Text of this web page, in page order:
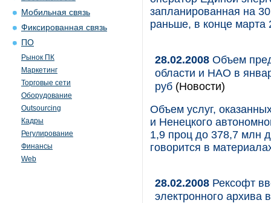
Мобильная связь
Фиксированная связь
ПО
Рынок ПК
Маркетинг
Торговые сети
Оборудование
Outsourcing
Кадры
Регулирование
Финансы
Web
запланированная на
раньше, в конце марта
28.02.2008 Объем
области и НАО в
руб (Новости)
Объем услуг,
и Ненецкого
1,9 проц до 378,7 млн
говорится в
28.02.2008 Рексофт
электронного архива